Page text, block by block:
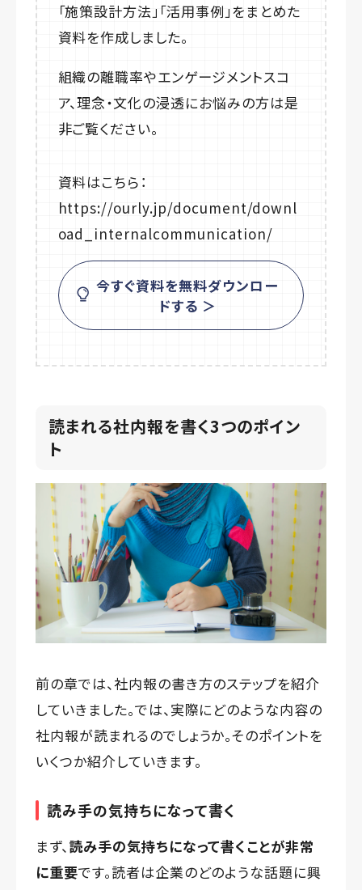
「施策設計方法」「活用事例」をまとめた
資料を作成しました。
組織の離職率やエンゲージメントスコ
ア、理念・文化の浸透にお悩みの方は是
非ご覧ください。
資料はこちら：
https://ourly.jp/document/downl
oad_internalcommunication/
今すぐ資料を無料ダウンロー
ドする ＞
読まれる社内報を書く3つのポイン
ト
前の章では、社内報の書き方のステップを紹介
していきました。では、実際にどのような内容の
社内報が読まれるのでしょうか。そのポイントを
いくつか紹介していきます。
読み手の気持ちになって書く
まず、 読み手の気持ちになって書くことが非常
に重要です。読者は企業のどのような話題に興